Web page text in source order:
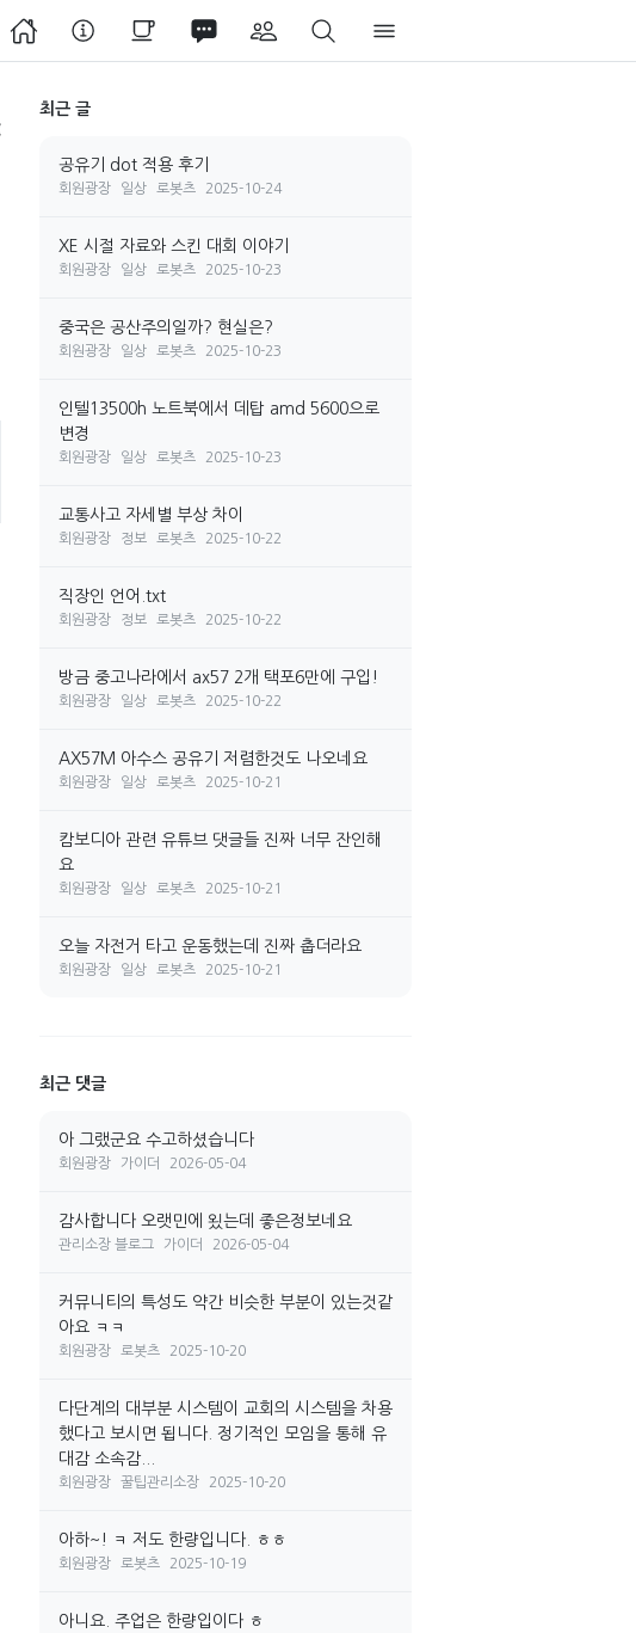
최근 글
공유기 dot 적용 후기
회원광장 일상 로봇츠 2025-10-24
XE 시절 자료와 스킨 대회 이야기
회원광장 일상 로봇츠 2025-10-23
중국은 공산주의일까? 현실은?
회원광장 일상 로봇츠 2025-10-23
인텔13500h 노트북에서 데탑 amd 5600으로
변경
회원광장 일상 로봇츠 2025-10-23
교통사고 자세별 부상 차이
회원광장 정보 로봇츠 2025-10-22
직장인 언어.txt
회원광장 정보 로봇츠 2025-10-22
방금 중고나라에서 ax57 2개 택포6만에 구입!
회원광장 일상 로봇츠 2025-10-22
AX57M 아수스 공유기 저렴한것도 나오네요
회원광장 일상 로봇츠 2025-10-21
캄보디아 관련 유튜브 댓글들 진짜 너무 잔인해
요
회원광장 일상 로봇츠 2025-10-21
오늘 자전거 타고 운동했는데 진짜 춥더라요
회원광장 일상 로봇츠 2025-10-21
최근 댓글
아 그랬군요 수고하셨습니다
회원광장 가이더 2026-05-04
감사합니다 오랫민에 욌는데 좋은정보네요
관리소장 블로그 가이더 2026-05-04
커뮤니티의 특성도 약간 비슷한 부분이 있는것같
아요 ㅋㅋ
회원광장 로봇츠 2025-10-20
다단계의 대부분 시스템이 교회의 시스템을 차용
했다고 보시면 됩니다. 정기적인 모임을 통해 유
대감 소속감...
회원광장 꿀팁관리소장 2025-10-20
아하~! ㅋ 저도 한량입니다. ㅎㅎ
회원광장 로봇츠 2025-10-19
아니요. 주업은 한량입이다 ㅎ